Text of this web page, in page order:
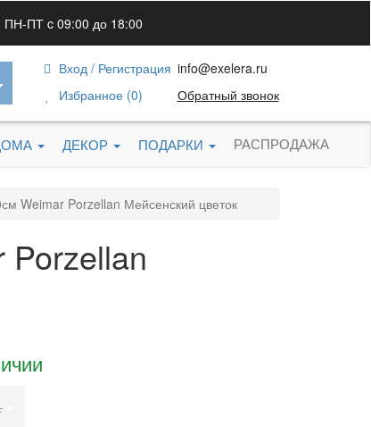
ПН-ПТ c 09:00 до 18:00
Вход / Регистрация
Избранное (0)
info@exelera.ru
Обратный звонок
ДЕКОР ПОДАРКИ РАСПРОДАЖА
Weimar Porzellan Мейсенский цветок
Porzellan